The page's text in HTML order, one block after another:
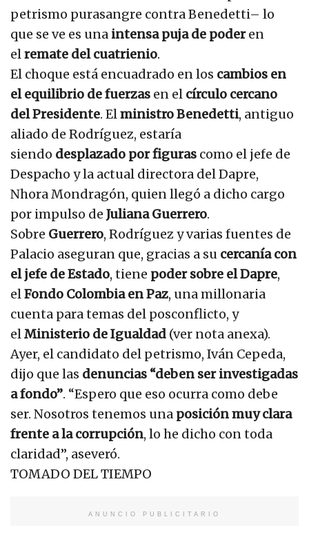
petrismo purasangre contra Benedetti– lo
que se ve es una intensa puja de poderen
elremate del cuatrienio.
El choque está encuadrado en los cambios en
el equilibrio de fuerzas en el círculo cercano
del Presidente. Elministro Benedetti, antiguo
aliado de Rodríguez, estaría
siendo desplazado por figuras como el jefe de
Despacho y la actual directora del Dapre,
Nhora Mondragón, quien llegó a dicho cargo
por impulso de Juliana Guerrero.
Sobre Guerrero, Rodríguez y varias fuentes de
Palacio aseguran que, gracias a su cercanía con
el jefe de Estado, tiene poder sobre el Dapre,
elFondo Colombia en Paz, una millonaria
cuenta para temas del posconflicto, y
elMinisterio de Igualdad (ver nota anexa).
Ayer, el candidato del petrismo, Iván Cepeda,
dijo que las denuncias “deben ser investigadas
a fondo”. “Espero que eso ocurra como debe
ser. Nosotros tenemos una posición muy clara
frente a la corrupción, lo he dicho con toda
claridad”, aseveró.
TOMADO DEL TIEMPO
ANUNCIO PUBLICITARIO